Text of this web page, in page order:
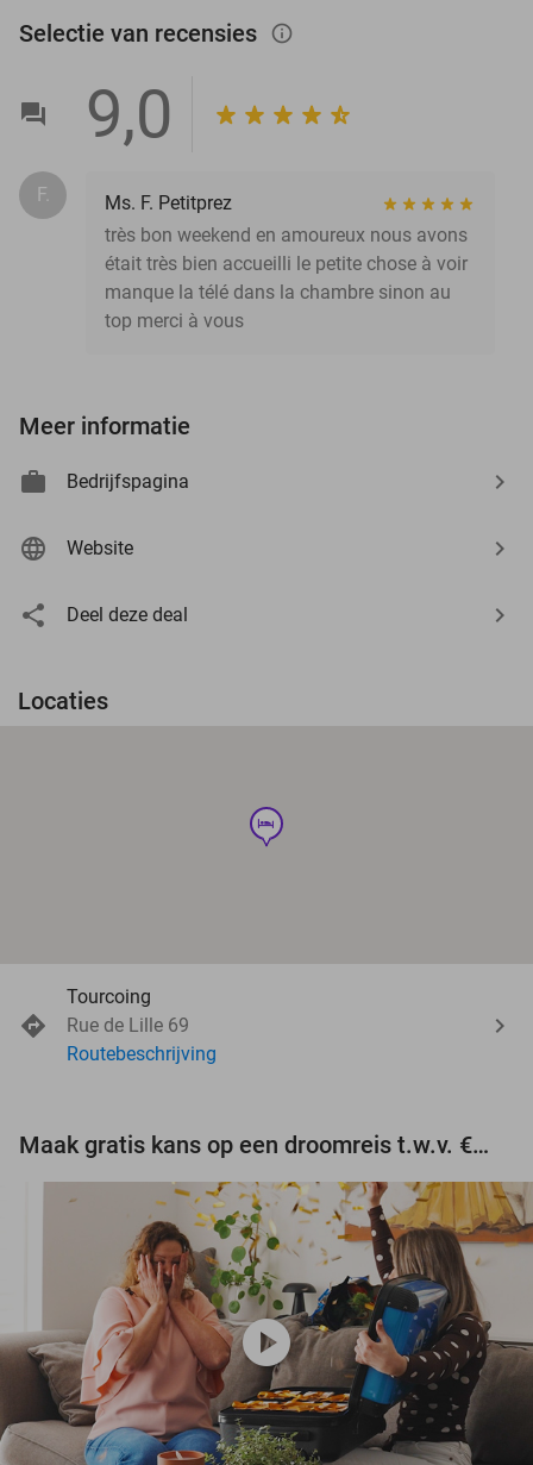
Selectie van recensies info_outlined
9,0
F.
Ms. F. Petitprez
très bon weekend en amoureux nous avons
était très bien accueilli le petite chose à voir
manque la télé dans la chambre sinon au
top merci à vous
Meer informatie
Bedrijfspagina
Website
Deel deze deal
Locaties
hotel
Tourcoing
Rue de Lille 69
Routebeschrijving
Maak gratis kans op een droomreis t.w.v. €3.000!
play_circle